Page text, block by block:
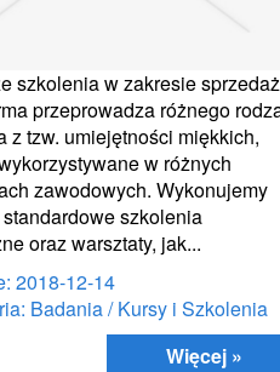
szkolenia w zakresie
przeprowadza różnego
z tzw. umiejętności miękkich,
w różnych
zawodowych. Wykonujemy
szkolenia
oraz warsztaty, jak...
2018-12-14
Badania / Kursy i Szkolenia
Więcej »